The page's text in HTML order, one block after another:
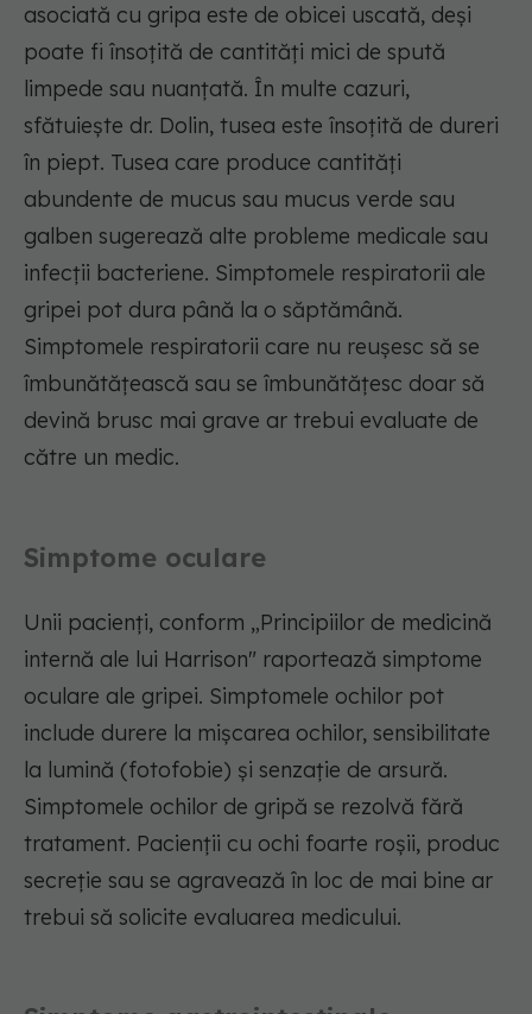
asociată cu gripa este de obicei uscată, deși
poate fi însoțită de cantități mici de spută
limpede sau nuanțată. În multe cazuri,
sfătuiește dr. Dolin, tusea este însoțită de dureri
în piept. Tusea care produce cantități
abundente de mucus sau mucus verde sau
galben sugerează alte probleme medicale sau
infecții bacteriene. Simptomele respiratorii ale
gripei pot dura până la o săptămână.
Simptomele respiratorii care nu reușesc să se
îmbunătățească sau se îmbunătățesc doar să
devină brusc mai grave ar trebui evaluate de
către un medic.
Simptome oculare
Unii pacienți, conform „Principiilor de medicină
internă ale lui Harrison" raportează simptome
oculare ale gripei. Simptomele ochilor pot
include durere la mișcarea ochilor, sensibilitate
la lumină (fotofobie) și senzație de arsură.
Simptomele ochilor de gripă se rezolvă fără
tratament. Pacienții cu ochi foarte roșii, produc
secreție sau se agravează în loc de mai bine ar
trebui să solicite evaluarea medicului.